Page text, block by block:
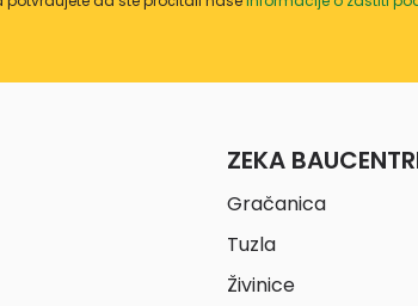
ZEKA
Gračanica
Tuzla
Živinice